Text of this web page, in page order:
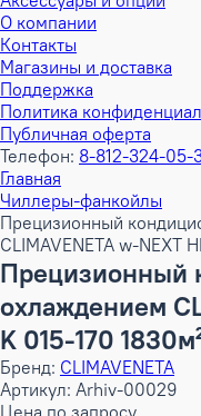
О компании
Контакты
Магазины и доставка
Поддержка
Политика
Публичная оферта
Телефон: 8-812-324-05-
Главная
Чиллеры-фанкойлы
Прецизионный
CLIMAVENETA w-NEXT
Прецизионный
охлаждением
K 015-170
Бренд: CLIMAVENETA
Артикул: Arhiv-00029
Цена по запросу